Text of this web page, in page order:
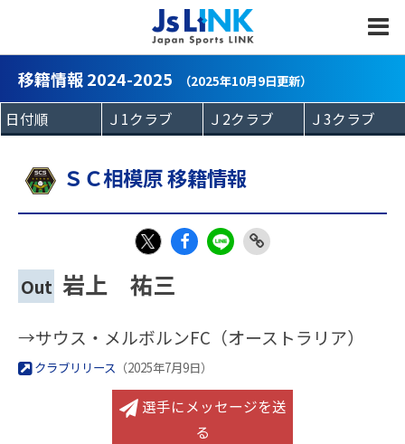
移籍情報 2024-2025 （2025年10月9日更新）
ＳＣ相模原 移籍情報
X
k
Out 岩上 祐三
→サウス・メルボルンFC（オーストラリア）
クラブリリース （2025年7月9日）
選手にメッセージを送
る